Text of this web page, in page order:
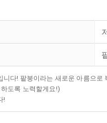
니다! 팥붕이라는 새로운 아름으로
도록 노력할게요!)
!